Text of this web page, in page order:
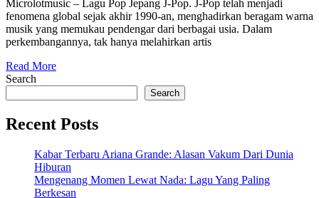
J-
Microlotmusic – Lagu Pop Jepang J-Pop. J-Pop telah menjadi
fenomena global sejak akhir 1990-an, menghadirkan beragam warna
musik yang memukau pendengar dari berbagai usia. Dalam
perkembangannya, tak hanya melahirkan artis
Read MoreRead
Search
Search
Recent Posts
Kabar Terbaru Ariana Grande: Alasan Vakum Dari Dunia
Hiburan
Mengenang Momen Lewat Nada: Lagu Yang Paling
Berkesan